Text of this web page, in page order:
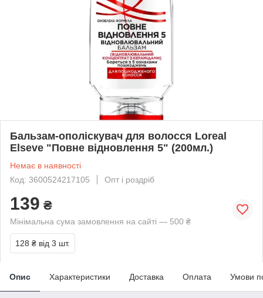
Бальзам-ополіскувач для волосся Loreal
Elseve "Повне відновлення 5" (200мл.)
Немає в наявності
Код: 3600524217105
Опт і роздріб
139 ₴
Мінімальна сума замовлення на сайті — 500 ₴
128 ₴ від 3 шт.
Опис Характеристики Доставка Оплата Умови